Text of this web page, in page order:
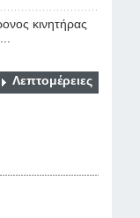
κινητήρας
Λεπτομέρειες